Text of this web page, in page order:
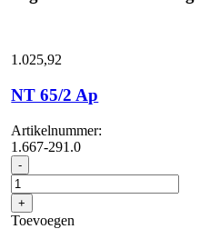
1.025,92
NT 65/2 Ap
Artikelnummer:
1.667-291.0
- NT
65/2
Ap
aantal
+
Toevoegen